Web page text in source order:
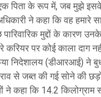
पिता के रूप में, जब मुझे
ने कहा कि वह हमारे
मुद्दों के कारण
करियर पर कोई काला दाग
निदेशालय (डीआरआई) ने
राव से जब्त की गई सोने की
ने कहा कि 14.2 किलोग्राम